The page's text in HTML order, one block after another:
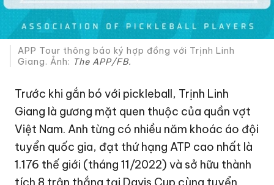
APP Tour thông báo ký hợp đồng với Trịnh Linh
Giang. Ảnh: The APP/FB.
Trước khi gắn bó với pickleball, Trịnh Linh
Giang là gương mặt quen thuộc của quần vợt
Việt Nam. Anh từng có nhiều năm khoác áo đội
tuyển quốc gia, đạt thứ hạng ATP cao nhất là
1.176 thế giới (tháng 11/2022) và sở hữu thành
tích 8 trận thắng tại Davis Cup cùng tuyển